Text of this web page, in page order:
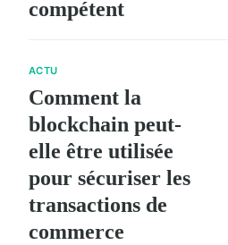
compétent
ACTU
Comment la
blockchain peut-
elle être utilisée
pour sécuriser les
transactions de
commerce